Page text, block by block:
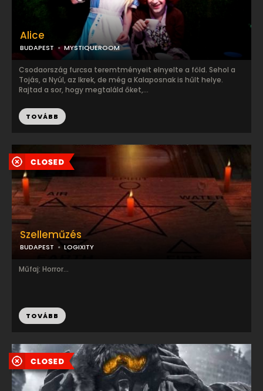
Szelleműzés
BUDAPEST LOGIXITY
Műfaj: Horror...
TOVÁBB
Alice
BUDAPEST MYSTIQUEROOM
Csodaország furcsa teremtményeit elnyelte a föld. Sehol a
Tojás, a Nyúl, az Ikrek, de még a Kalaposnak is hűlt helye.
Rajtad a sor, hogy megtaláld őket,...
TOVÁBB